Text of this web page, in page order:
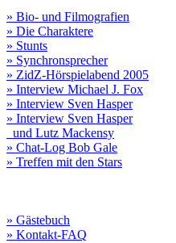
» Bio- und Filmografien
» Die Charaktere
» Stunts
» Synchronsprecher
» ZidZ-Hörspielabend 2005
» Interview Michael J. Fox
» Interview Sven Hasper
» Interview Sven Hasper
und Lutz Mackensy
» Chat-Log Bob Gale
» Treffen mit den Stars
» Gästebuch
» Kontakt-FAQ